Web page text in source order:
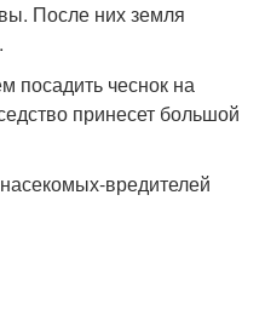
После них земля
посадить чеснок на
принесет большой
вредителей